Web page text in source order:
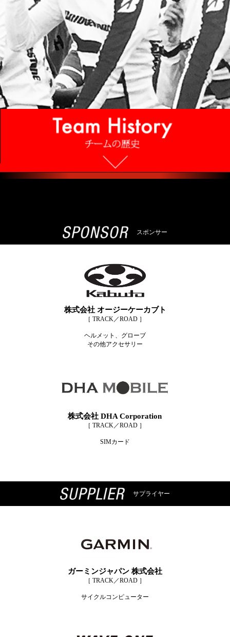
スポンサー
株式会社 オージーケーカブト
［ TRACK／ROAD ］
ヘルメット、グローブ
その他アクセサリー
株式会社 DHA Corporation
［ TRACK／ROAD ］
SIMカード
サプライヤー
ガーミンジャパン 株式会社
［ TRACK／ROAD ］
サイクルコンピューター